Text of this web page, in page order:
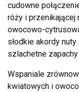
cudowne
róży i przenikającej
owocowo-
słodkie akordy
szlachetne
Wspaniale
kwiatowych i